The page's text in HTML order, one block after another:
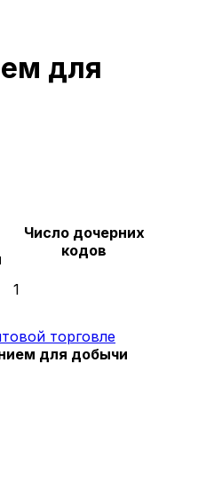
для
Число дочерних
кодов
1
торговле
для добычи